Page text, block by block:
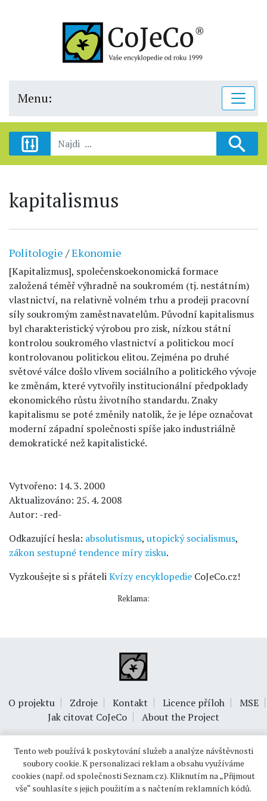
Menu:
kapitalismus
Politologie /Ekonomie
[Kapitalizmus], společenskoekonomická formace
založená téměř výhradně na soukromém (tj. nestátním)
vlastnictví, na relativně volném trhu a prodeji pracovní
síly soukromým zaměstnavatelům. Původní kapitalismus
byl charakteristický výrobou pro zisk, nízkou státní
kontrolou soukromého vlastnictví a politickou mocí
kontrolovanou politickou elitou. Zejména po druhé
světové válce došlo vlivem sociálního a politického vývoje
ke změnám, které vytvořily institucionální předpoklady
ekonomického růstu životního standardu. Znaky
kapitalismu se poté změnily natolik, že je lépe označovat
moderní západní společnosti spíše jako industriálně
demokratické než kapitalistické.
Vytvořeno: 14. 3. 2000
Aktualizováno: 25. 4. 2008
Autor: -red-
Odkazující hesla: absolutismus, utopický socialismus,
zákon sestupné tendence míry zisku.
Vyzkoušejte si s přáteliKvízy encyklopedie CoJeCo.cz!
Reklama:
O projektu Zdroje Kontakt Licence příloh
MSE
Jak citovat CoJeCo
About the Project
© 1999-2026OPTIMUS s.r.o.
Tento web používá k poskytování služeb a analýze návštěvnosti
soubory cookie. K personalizaci reklam a obsahu využíváme
cookies (např. od společnosti Seznam.cz). Kliknutím na „Přijmout
vše“ souhlasíte s jejich použitím a s načtením reklamních kódů.